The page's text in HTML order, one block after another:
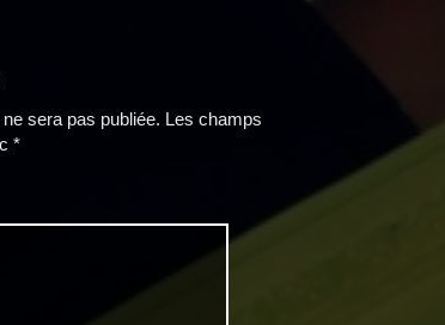
sera pas publiée. Les champs
*